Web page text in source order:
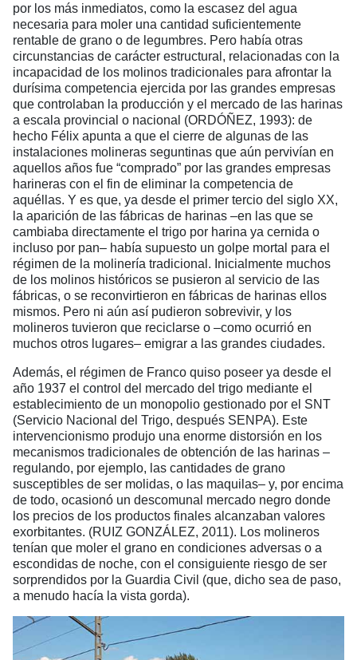
por los más inmediatos, como la escasez del agua
necesaria para moler una cantidad suficientemente
rentable de grano o de legumbres. Pero había otras
circunstancias de carácter estructural, relacionadas con la
incapacidad de los molinos tradicionales para afrontar la
durísima competencia ejercida por las grandes empresas
que controlaban la producción y el mercado de las harinas
a escala provincial o nacional (ORDÓÑEZ, 1993): de
hecho Félix apunta a que el cierre de algunas de las
instalaciones molineras seguntinas que aún pervivían en
aquellos años fue “comprado” por las grandes empresas
harineras con el fin de eliminar la competencia de
aquéllas. Y es que, ya desde el primer tercio del siglo XX,
la aparición de las fábricas de harinas –en las que se
cambiaba directamente el trigo por harina ya cernida o
incluso por pan– había supuesto un golpe mortal para el
régimen de la molinería tradicional. Inicialmente muchos
de los molinos históricos se pusieron al servicio de las
fábricas, o se reconvirtieron en fábricas de harinas ellos
mismos. Pero ni aún así pudieron sobrevivir, y los
molineros tuvieron que reciclarse o –como ocurrió en
muchos otros lugares– emigrar a las grandes ciudades.
Además, el régimen de Franco quiso poseer ya desde el
año 1937 el control del mercado del trigo mediante el
establecimiento de un monopolio gestionado por el SNT
(Servicio Nacional del Trigo, después SENPA). Este
intervencionismo produjo una enorme distorsión en los
mecanismos tradicionales de obtención de las harinas –
regulando, por ejemplo, las cantidades de grano
susceptibles de ser molidas, o las maquilas– y, por encima
de todo, ocasionó un descomunal mercado negro donde
los precios de los productos finales alcanzaban valores
exorbitantes. (RUIZ GONZÁLEZ, 2011). Los molineros
tenían que moler el grano en condiciones adversas o a
escondidas de noche, con el consiguiente riesgo de ser
sorprendidos por la Guardia Civil (que, dicho sea de paso,
a menudo hacía la vista gorda).